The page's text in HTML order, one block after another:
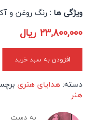
ویژگی ها : رنگ روغن و
23,800,000 ریال
افزودن به سبد خرید
دسته:هدایای هنری
هنر
به دست